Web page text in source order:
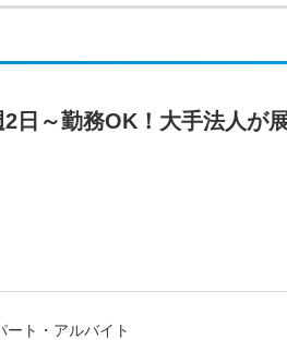
2日～勤務OK！大手法人が
ート・アルバイト